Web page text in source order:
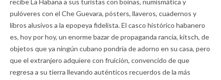
pulóveres con el Che Guevara, pósters, llaveros, cuadernos y
libros alusivos a la epopeya fidelista. El casco histórico habanero
es, hoy por hoy, un enorme bazar de propaganda rancia, kitsch, de
objetos que ya ningún cubano pondría de adorno en su casa, pero
que el extranjero adquiere con fruición, convencido de que
regresa a su tierra llevando auténticos recuerdos de la más